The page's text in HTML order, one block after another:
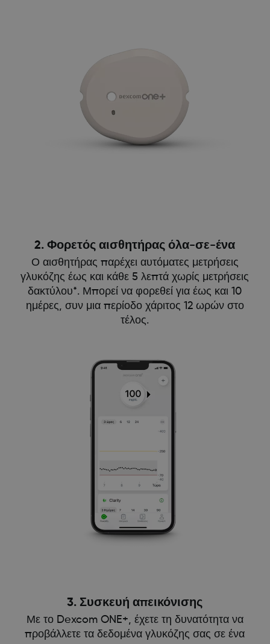
2. Φορετός αισθητήρας όλα-σε-ένα
Ο αισθητήρας παρέχει αυτόματες μετρήσεις
γλυκόζης έως και κάθε 5 λεπτά χωρίς μετρήσεις
δακτύλου*. Μπορεί να φορεθεί για έως και 10
ημέρες, συν μια περίοδο χάριτος 12 ωρών στο
τέλος.
3. Συσκευή απεικόνισης
Με το Dexcom ONE+, έχετε τη δυνατότητα να
προβάλλετε τα δεδομένα γλυκόζης σας σε ένα